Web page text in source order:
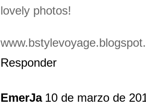
lovely photos!
Responder
EmerJa 10 de marzo de